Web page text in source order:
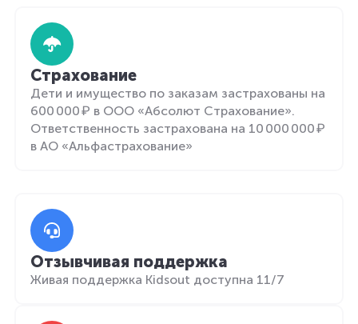
Страхование
Дети и имущество по заказам застрахованы на
600 000 ₽ в ООО «Абсолют Страхование».
Ответственность застрахована на 10 000 000 ₽
в АО «Альфастрахование»
Отзывчивая поддержка
Живая поддержка Kidsout доступна 11/7